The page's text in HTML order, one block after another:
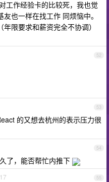
工作经验卡的比较死，我也觉
也一样在找工作 同烦恼中。
限要求和薪资完全不协调）
52
53
的又想去杭州的表示压力很
54
了，能否帮忙内推下
55